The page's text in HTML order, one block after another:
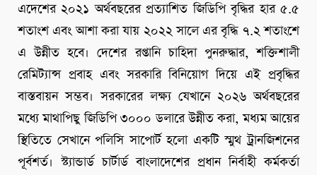
এদেশের ২০২১ অর্থবছরের প্রত্যাশিত জিডিপি বৃদ্ধির হার ৫.৫
শতাংশ এবং আশা করা যায় ২০২২ সালে এর বৃদ্ধি ৭.২ শতাংশে
এ উন্নীত হবে। দেশের রপ্তানি চাহিদা পুনরুদ্ধার, শক্তিশালী
রেমিট্যান্স প্রবাহ এবং সরকারি বিনিয়োগ দিয়ে এই প্রবৃদ্ধির
বাস্তবায়ন সম্ভব। সরকারের লক্ষ্য যেখানে ২০২৬ অর্থবছরের
মধ্যে মাথাপিছু জিডিপি ৩০০০ ডলারে উন্নীত করা, মধ্যম আয়ের
স্থিতিতে সেখানে পলিসি সাপোর্ট হলো একটি স্মুথ ট্রানজিশনের
পূর্বশর্ত। স্ট্যান্ডার্ড চার্টার্ড বাংলাদেশের প্রধান নির্বাহী কর্মকর্তা